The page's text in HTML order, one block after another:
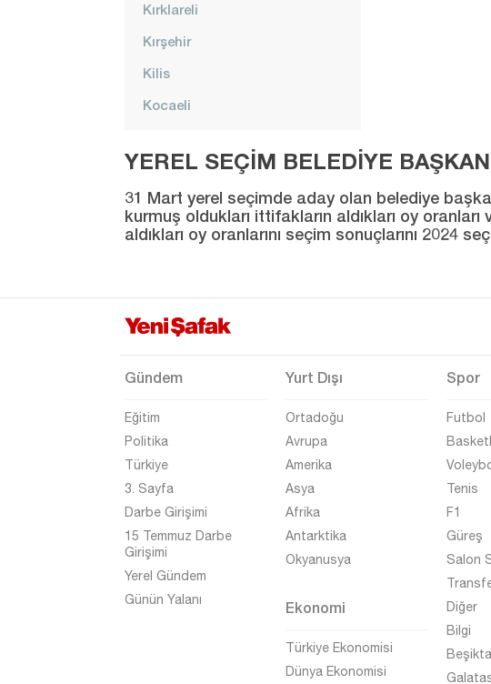
Kırklareli
Kırşehir
Kilis
Kocaeli
Kütahya
Malatya
Manisa
Mersin
Muğla
Muş
Niğde
Osmaniye
Rize
Sakarya
Samsun
YEREL SEÇİM BELEDİYE
31 Mart yerel seçimde aday olan belediye
kurmuş oldukları ittifakların aldıkları oy
aldıkları oy oranlarını seçim sonuçlarını 2024
Gündem
Eğitim
Politika
Türkiye
3. Sayfa
Darbe Girişimi
15 Temmuz Darbe
Girişimi
Yerel Gündem
Günün Yalanı
Yurt Dışı
Ortadoğu
Avrupa
Amerika
Asya
Afrika
Antarktika
Okyanusya
Ekonomi
Türkiye Ekonomisi
Dünya Ekonomisi
Spor
Futbol
Tenis
F1
Güreş
Salon
Diğer
Bilgi